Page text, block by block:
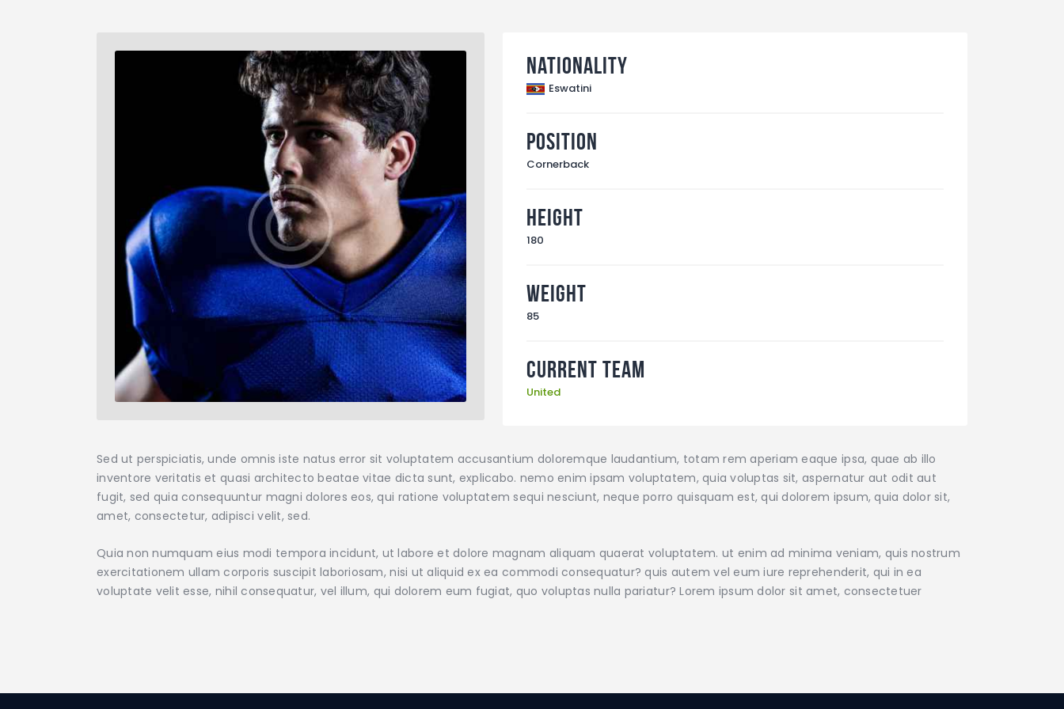
Nationality
Eswatini
Position
Cornerback
Height
180
Weight
85
Current Team
United
Sed ut perspiciatis, unde omnis iste natus error sit voluptatem accusantium doloremque laudantium, totam rem aperiam eaque ipsa, quae ab illo
inventore veritatis et quasi architecto beatae vitae dicta sunt, explicabo. nemo enim ipsam voluptatem, quia voluptas sit, aspernatur aut odit aut
fugit, sed quia consequuntur magni dolores eos, qui ratione voluptatem sequi nesciunt, neque porro quisquam est, qui dolorem ipsum, quia dolor sit,
amet, consectetur, adipisci velit, sed.
Quia non numquam eius modi tempora incidunt, ut labore et dolore magnam aliquam quaerat voluptatem. ut enim ad minima veniam, quis nostrum
exercitationem ullam corporis suscipit laboriosam, nisi ut aliquid ex ea commodi consequatur? quis autem vel eum iure reprehenderit, qui in ea
voluptate velit esse, nihil consequatur, vel illum, qui dolorem eum fugiat, quo voluptas nulla pariatur? Lorem ipsum dolor sit amet, consectetuer